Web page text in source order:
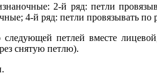
2-й ряд: петли
4-й ряд: петли провязывать
петлей вместе
снятую петлю).